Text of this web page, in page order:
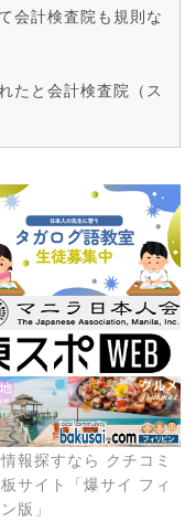
報探すなら クチコミ
サイト「爆サイ フィ
版」
会計検査院も規則な
たと会計検査院（ス